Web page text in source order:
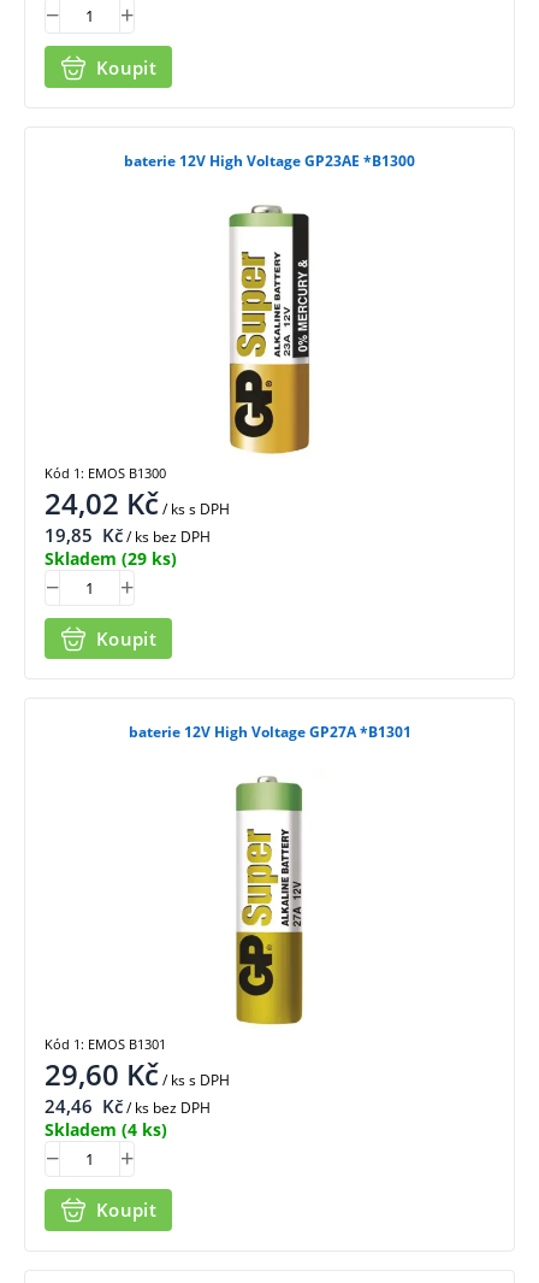
Koupit
baterie 12V High Voltage GP23AE *B1300
24,02 Kč/ kss DPH
19,85 Kč/ ks bez DPH
Skladem (29 ks)
Koupit
Kód 1: EMOS B1300
baterie 12V High Voltage GP27A *B1301
29,60 Kč/ kss DPH
24,46 Kč/ ks bez DPH
Skladem (4 ks)
Koupit
Kód 1: EMOS B1301